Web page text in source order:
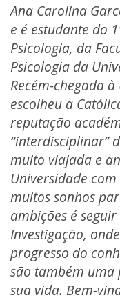
Ana Carolina
e é estudante do
Psicologia, da
Psicologia da
Recém-chegada
escolheu a
reputação
“interdisciplinar”
muito viajada e
Universidade
muitos sonhos
ambições é
Investigação,
progresso do
são também
sua vida. Bem-